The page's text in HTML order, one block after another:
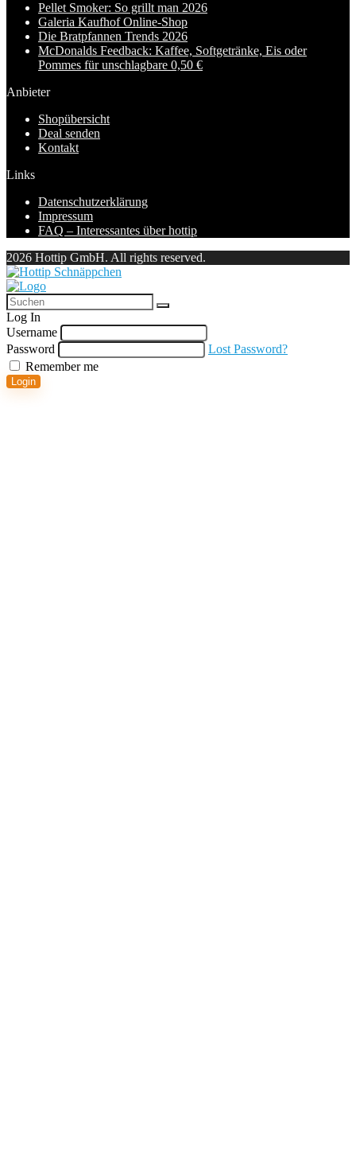
Pellet Smoker: So grillt man 2026
Galeria Kaufhof Online-Shop
Die Bratpfannen Trends 2026
McDonalds Feedback: Kaffee, Softgetränke, Eis oder
Pommes für unschlagbare 0,50 €
Anbieter
Shopübersicht
Deal senden
Kontakt
Links
Datenschutzerklärung
Impressum
FAQ – Interessantes über hottip
2026 Hottip GmbH. All rights reserved.
Log In
Username
Password
Lost Password?
Remember me
Login